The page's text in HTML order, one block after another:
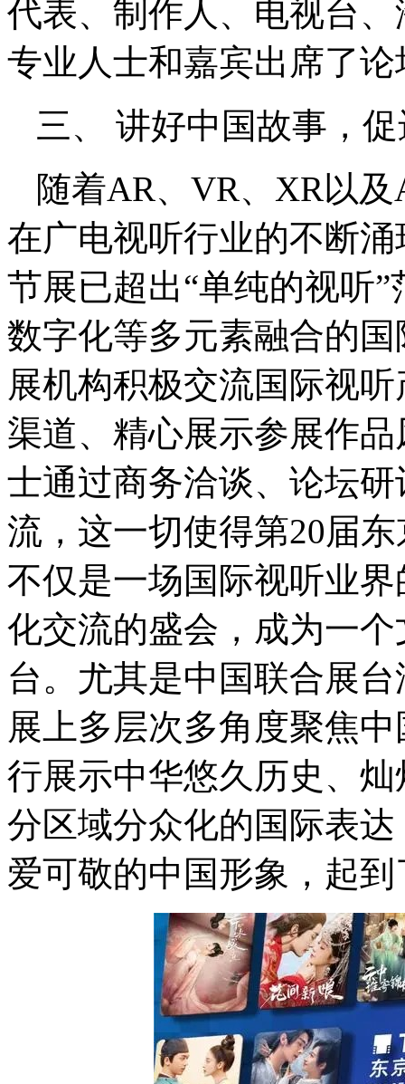
代表、制作人、电视台
专业人士和嘉宾出席了论
三、 讲好中国故事，
随着AR、VR、XR以
在广电视听行业的不断
节展已超出“单纯的视听
数字化等多元素融合的
展机构积极交流国际视
渠道、精心展示参展作
士通过商务洽谈、论坛
流，这一切使得第20届
不仅是一场国际视听业
化交流的盛会，成为一
台。尤其是中国联合展
展上多层次多角度聚焦
行展示中华悠久历史、
分区域分众化的国际表
爱可敬的中国形象，起